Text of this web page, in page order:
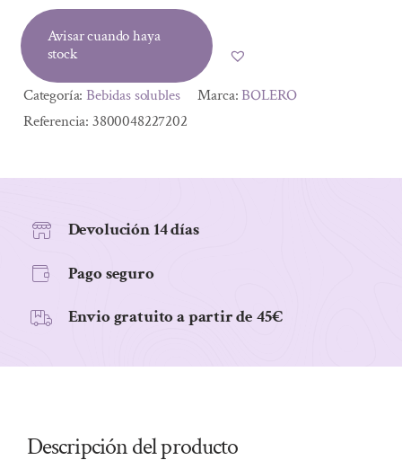
era:
0,55 €.
es:
0,50 €.
Avisar cuando haya
stock
Categoría:Bebidas solubles Marca:BOLERO
Referencia: 3800048227202
Devolución 14 días
Pago seguro
Envio gratuito a partir de 45€
Descripción del producto